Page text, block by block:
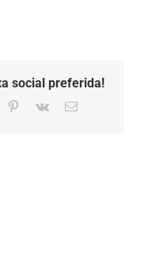
social preferida!
Pinterest
Vk Email: